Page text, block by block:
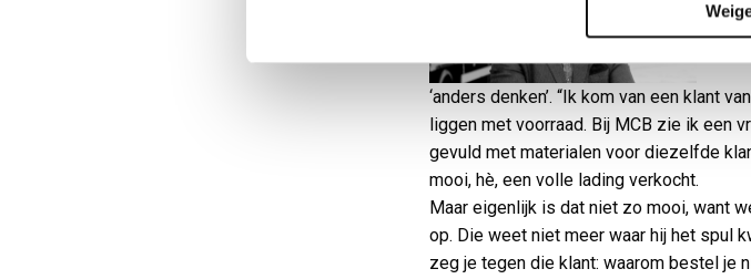
‘anders denken’. “Ik kom van een klant
liggen met voorraad. Bij MCB zie ik een
gevuld met materialen voor diezelfde
mooi, hè, een volle lading verkocht.
Maar eigenlijk is dat niet zo mooi, want
op. Die weet niet meer waar hij het spul
zeg je tegen die klant: waarom bestel je